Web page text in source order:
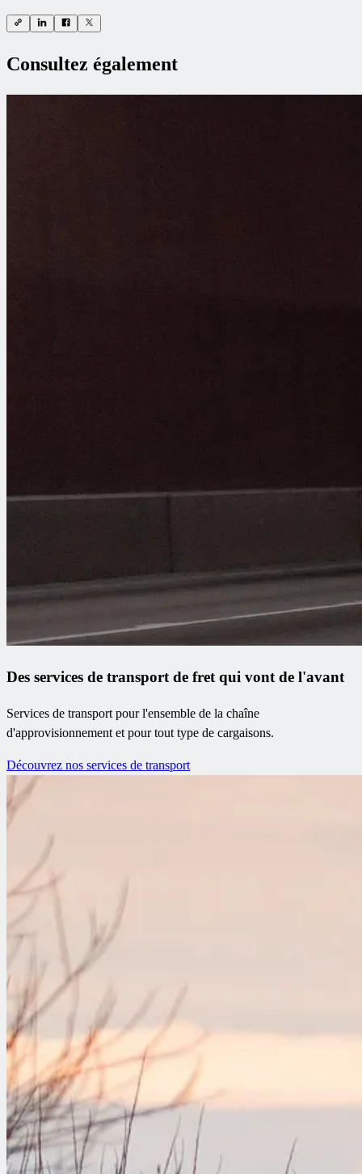
Consultez également
Des services de transport de fret qui vont de l'avant
Services de transport pour l'ensemble de la chaîne
d'approvisionnement et pour tout type de cargaisons.
Découvrez nos services de transport